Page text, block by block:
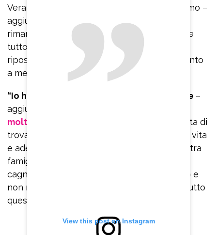
Veramente incredibile!”. “Lui è stato bravissimo –
aggiunge la neo mamma – non è da tutti
rimanere accanto alla propria donna durante
tutto il travaglio. Io più volte gli dicevo: ‘Vai a
riposare’ e invece lui è rimasto sempre accanto
a me”.
“Io ho avuto un percorso di vita particolare –
aggiunge Rosalinda Cannavò-.
molte volte il fondo
e non mi sarei aspettata di
trovare una persona come Andrea nella mia vita
e adesso sono felice di aver costruito la nostra
famiglia con la nostra Camilla, il nostro
cagnolino… la vita mi ha veramente sorpreso e
non me lo sarei mai aspettata di meritarmi tutto
questo. Mi ritengo molto molto fortunata!”.
View this post on Instagram